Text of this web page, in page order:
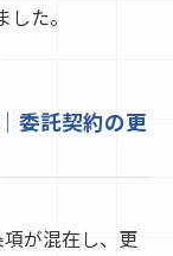
した。
委託契約の更
が混在し、更